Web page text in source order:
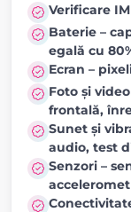
Verificare
Baterie –
egală cu
Ecran –
Foto și
frontală,
Sunet și
audio, test
Senzori –